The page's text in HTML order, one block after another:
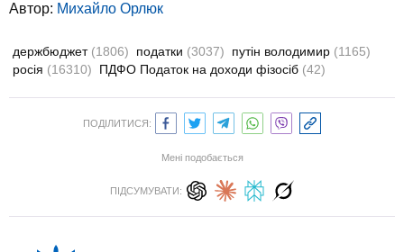
Автор: Михайло Орлюк
держбюджет (1806) податки (3037) путін володимир (1165)
росія (16310) ПДФО Податок на доходи фізосіб (42)
ПОДІЛИТИСЯ:
Мені подобається
ПІДСУМУВАТИ: